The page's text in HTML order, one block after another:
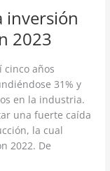
inversión
2023
años
31% y
en la industria.
una fuerte caída
la cual
2022. De